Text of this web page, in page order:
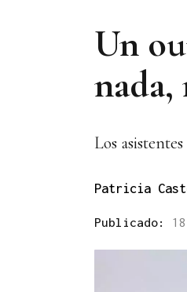
Un
nada,
Los
Patricia
Publicado: